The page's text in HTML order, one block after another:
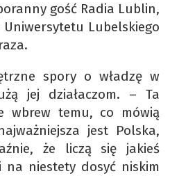
gość Radia Lublin,
Lubelskiego
spory o władzę w
jej działaczom. – Ta
wbrew temu, co mówią
jest Polska,
że liczą się jakieś
na niestety dosyć niskim